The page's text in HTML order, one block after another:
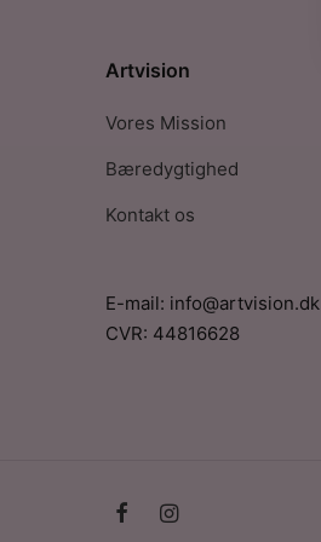
Artvision
Vores Mission
Bæredygtighed
Kontakt os
E-mail: info@artvision.dk
CVR: 44816628